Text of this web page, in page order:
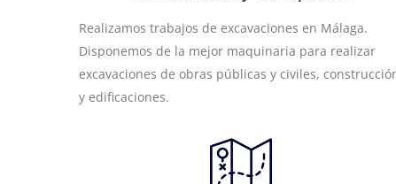
Realizamos trabajos de excavaciones en Málaga.
Disponemos de la mejor maquinaria para realizar
excavaciones de obras públicas y civiles,
y edificaciones.